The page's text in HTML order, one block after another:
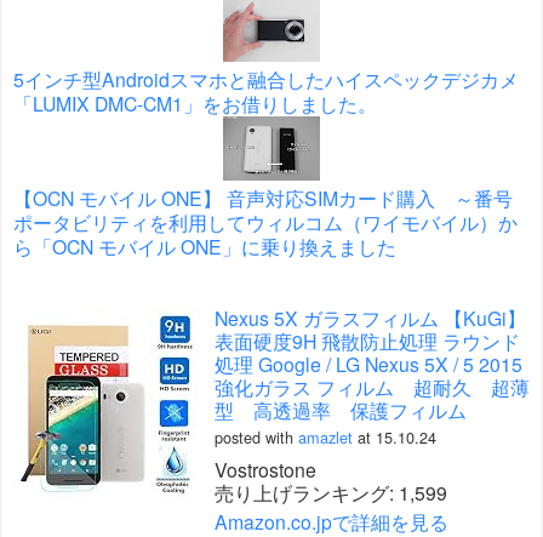
5インチ型Androidスマホと融合したハイスペックデジカメ
「LUMIX DMC-CM1」をお借りしました。
【OCN モバイル ONE】 音声対応SIMカード購入 ～番号
ポータビリティを利用してウィルコム（ワイモバイル）か
ら「OCN モバイル ONE」に乗り換えました
Nexus 5X ガラスフィルム 【KuGi】
表面硬度9H 飛散防止処理 ラウンド
処理 Google / LG Nexus 5X / 5 2015
強化ガラス フィルム 超耐久 超薄
型 高透過率 保護フィルム
posted with amazlet at 15.10.24
Vostrostone
売り上げランキング: 1,599
Amazon.co.jpで詳細を見る